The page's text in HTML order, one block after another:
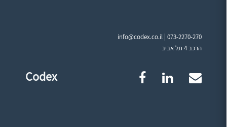
info@codex.co.il |073-2270-270
הרכב 4 תל אביב
Codex